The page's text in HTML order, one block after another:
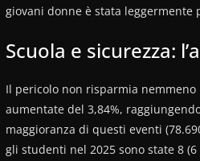
giovani donne è stata
Scuola e sicurezza:
Il pericolo non risparmia
aumentate del 3,84%,
maggioranza di questi eventi
gli studenti nel 2025 sono state 8 (6